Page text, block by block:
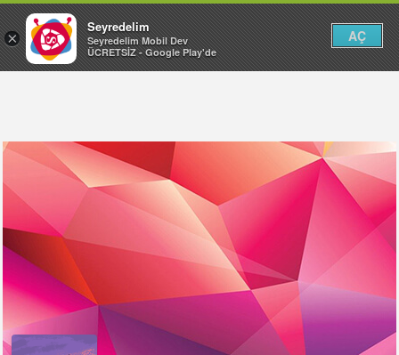
×
Seyredelim
Seyredelim Mobil Dev
ÜCRETSİZ - Google Play'de
AÇ